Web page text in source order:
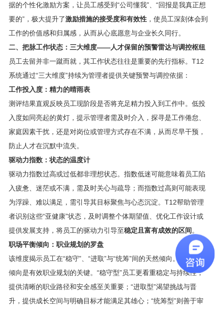
据的个性化激励方案，让员工感受到“公司懂我”、“回报是我真正想
要的”，极大提升了激励措施的接受度和有效性，使员工深刻体会到
工作的价值感和归属感，从而从心底愿意与企业长久同行。
二、把脉工作状态：三大维度——人才保留的预警雷达与调控枢纽
员工去留并非一蹴而就，其工作状态往往是重要的先行指标。T12
系统通过“三大维度”持续为管理者提供关键预警与调控依据：
工作投入度：精力的晴雨表
测评结果直观反映员工现阶段是否将充足精力投入到工作中。低投
入度如同亮起的黄灯，提示管理者需及时介入，探寻是工作倦怠、
家庭因素干扰，还是对岗位或管理方式存在不满，从而尽早干预，
防止人才在沉默中流失。
驱动力指数：状态的温度计
驱动力指数过高或过低都非理想状态。指数低迷可能意味着员工陷
入疲惫、迷茫或不满，需及时关心与疏导；而指数过高则可能表现
为浮躁、难以满足，需引导其目标聚焦与心态沉淀。T12帮助管理
者识别这些“亚健康”状态，及时调整个体期望值、优化工作设计或
提供发展支持，将员工的驱动力引导至稳定且富有成效的区间。
职场平衡倾向：职业规划的罗盘
该维度揭示员工在“稳守”、“进取”与“统筹”间的天然倾向。了解这些
倾向是有效职业规划的关键。“稳守型”员工更看重稳定与持续性，
提供清晰的职业路径和安全感至关重要；“进取型”渴望挑战与晋
升，提供成长空间与明确目标才能满足其雄心；“统筹型”则善于审